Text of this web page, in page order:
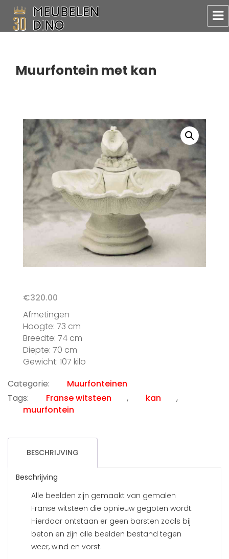
Muurfontein met kan
€320.00
Afmetingen
Hoogte: 73 cm
Breedte: 74 cm
Diepte: 70 cm
Gewicht: 107 kilo
Categorie:
Muurfonteinen
Tags:
Franse witsteen , kan
,
muurfontein
BESCHRIJVING
Beschrijving
Alle beelden zijn gemaakt van gemalen
Franse witsteen die opnieuw gegoten wordt.
Hierdoor ontstaan er geen barsten zoals bij
beton en zijn alle beelden bestand tegen
weer, wind en vorst.